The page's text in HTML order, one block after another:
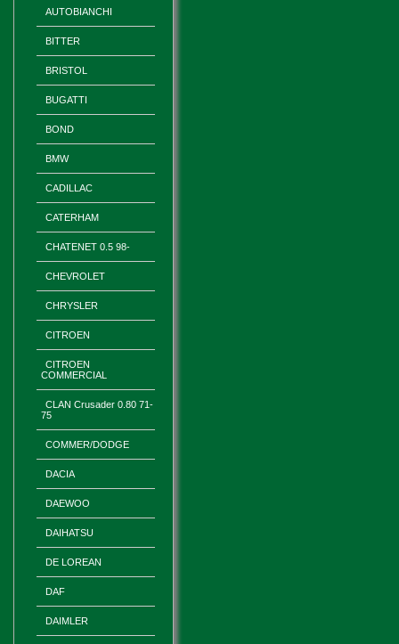
AUTOBIANCHI
BITTER
BRISTOL
BUGATTI
BOND
BMW
CADILLAC
CATERHAM
CHATENET 0.5 98-
CHEVROLET
CHRYSLER
CITROEN
CITROEN
COMMERCIAL
CLAN Crusader 0.80 71-
75
COMMER/DODGE
DACIA
DAEWOO
DAIHATSU
DE LOREAN
DAF
DAIMLER